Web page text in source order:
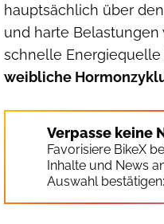
hauptsächlich über
und harte
schnelle
weibliche
Verpasse keine
Favorisiere BikeX
Inhalte und News
Auswahl bestätigen: